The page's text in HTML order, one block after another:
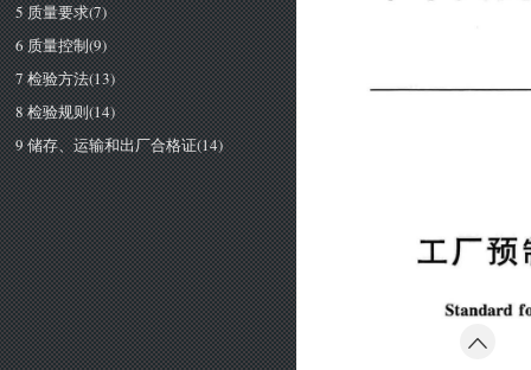
5 质量要求(7)
6 质量控制(9)
7 检验方法(13)
8 检验规则(14)
9 储存、运输和出厂合格证(14)
工厂
Standard